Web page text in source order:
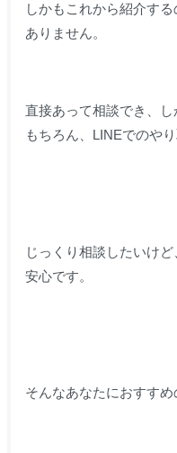
しかもこれから紹介す
ありません。
直接あって相談でき、
もちろん、LINEでのや
じっくり相談したいけ
安心です。
そんなあなたにおすすめ